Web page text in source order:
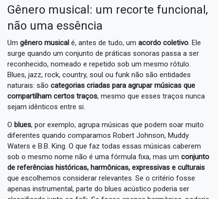
Gênero musical: um recorte funcional,
não uma essência
Um gênero musical é, antes de tudo, um acordo coletivo. Ele
surge quando um conjunto de práticas sonoras passa a ser
reconhecido, nomeado e repetido sob um mesmo rótulo.
Blues, jazz, rock, country, soul ou funk não são entidades
naturais: são categorias criadas para agrupar músicas que
compartilham certos traços, mesmo que esses traços nunca
sejam idênticos entre si.
O blues, por exemplo, agrupa músicas que podem soar muito
diferentes quando comparamos Robert Johnson, Muddy
Waters e B.B. King. O que faz todas essas músicas caberem
sob o mesmo nome não é uma fórmula fixa, mas um conjunto
de referências históricas, harmônicas, expressivas e culturais
que escolhemos considerar relevantes. Se o critério fosse
apenas instrumental, parte do blues acústico poderia ser